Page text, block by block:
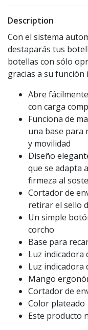
Description
Con el sistema
destaparás tus
botellas con sólo
gracias a su función
Abre
con carga
Funciona de
una base para
y movilidad
Diseño
que se adapta
firmeza al
Cortador de
retirar el sello
Un simple
corcho
Base para
Luz indicadora
Luz indicadora
Mango
Cortador de
Color plateado
Este producto